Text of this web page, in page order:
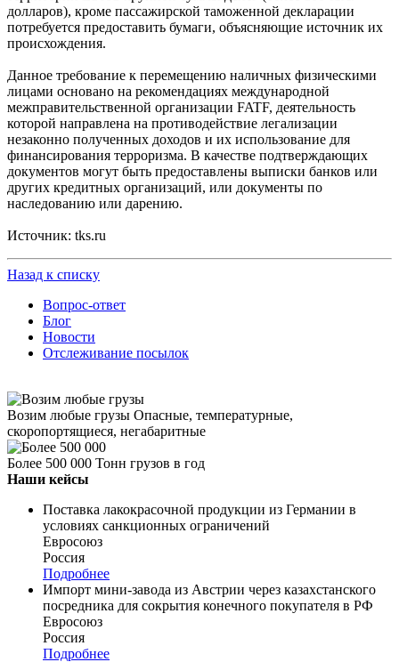
долларов), кроме пассажирской таможенной декларации
потребуется предоставить бумаги, объясняющие источник их
происхождения.
Данное требование к перемещению наличных физическими
лицами основано на рекомендациях международной
межправительственной организации FATF, деятельность
которой направлена на противодействие легализации
незаконно полученных доходов и их использование для
финансирования терроризма. В качестве подтверждающих
документов могут быть предоставлены выписки банков или
других кредитных организаций, или документы по
наследованию или дарению.
Источник: tks.ru
Назад к списку
Вопрос-ответ
Блог
Новости
Отслеживание посылок
Возим любые грузы Опасные, температурные,
скоропортящиеся, негабаритные
Более 500 000 Тонн грузов в год
Наши кейсы
Поставка лакокрасочной продукции из Германии в
условиях санкционных ограничений
Евросоюз
Россия
Подробнее
Импорт мини-завода из Австрии через казахстанского
посредника для сокрытия конечного покупателя в РФ
Евросоюз
Россия
Подробнее